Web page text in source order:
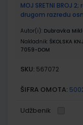
MOJ SRETNI BROJ
drugom razredu
Autor(i): Dubravka
Nakladnik: ŠKOLSKA
7059-DOM
SKU: 567072
ŠIFRA OMOTA:
Udžbenik